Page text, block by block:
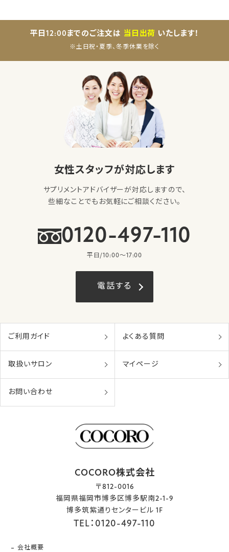
平日12:00までのご注文は 当日出荷 いたします！
※土日祝・夏季、冬季休業を除く
女性スタッフが対応します
サプリメントアドバイザーが対応しますので、
些細なことでもお気軽にご相談ください。
0120-497-110
平日/10:00〜17:00
電話する
ご利用ガイド よくある質問
取扱いサロン マイページ
お問い合わせ
COCORO株式会社
〒812-0016
福岡県福岡市博多区博多駅南2-1-9
博多筑紫通りセンタービル 1F
TEL：0120-497-110
会社概要